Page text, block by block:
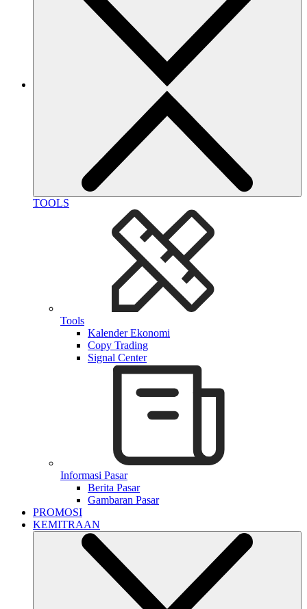
TOOLS
Tools
Kalender Ekonomi
Copy Trading
Signal Center
Informasi Pasar
Berita Pasar
Gambaran Pasar
PROMOSI
KEMITRAAN